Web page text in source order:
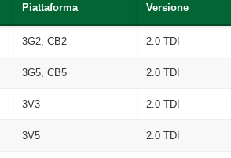
Piattaforma Versione
3G2, CB2 2.0 TDI
3G5, CB5 2.0 TDI
3V3 2.0 TDI
3V5 2.0 TDI